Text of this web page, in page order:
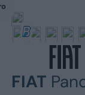
FIAT